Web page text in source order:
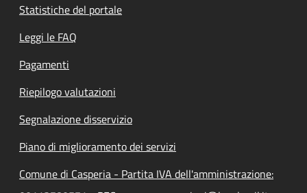
Statistiche del portale
Leggi le FAQ
Pagamenti
Riepilogo valutazioni
Segnalazione disservizio
Piano di miglioramento dei servizi
Comune di Casperia - Partita IVA dell'amministrazione: